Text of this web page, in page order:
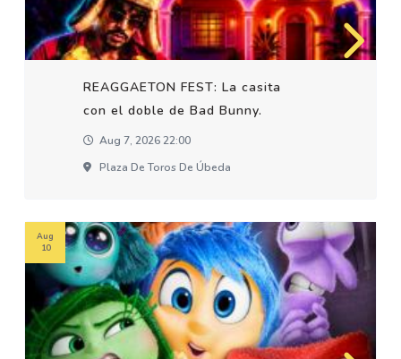
REAGGAETON FEST: La casita
con el doble de Bad Bunny.
Aug 7, 2026 22:00
Plaza De Toros De Úbeda
Aug
10